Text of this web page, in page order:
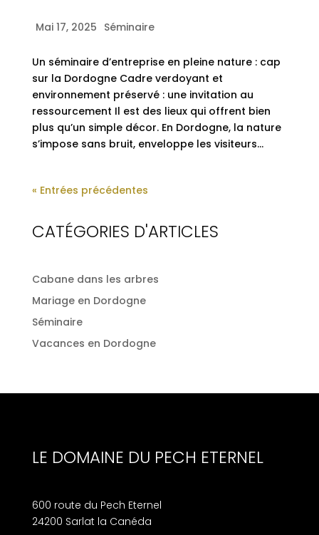
Mai 17, 2025 Séminaire
Un séminaire d’entreprise en pleine nature : cap
sur la Dordogne Cadre verdoyant et
environnement préservé : une invitation au
ressourcement Il est des lieux qui offrent bien
plus qu’un simple décor. En Dordogne, la nature
s’impose sans bruit, enveloppe les visiteurs...
« Entrées précédentes
CATÉGORIES D'ARTICLES
Cabane dans les arbres
Mariage en Dordogne
Séminaire
Vacances en Dordogne
LE DOMAINE DU PECH ETERNEL
600 route du Pech Eternel
24200 Sarlat la Canéda